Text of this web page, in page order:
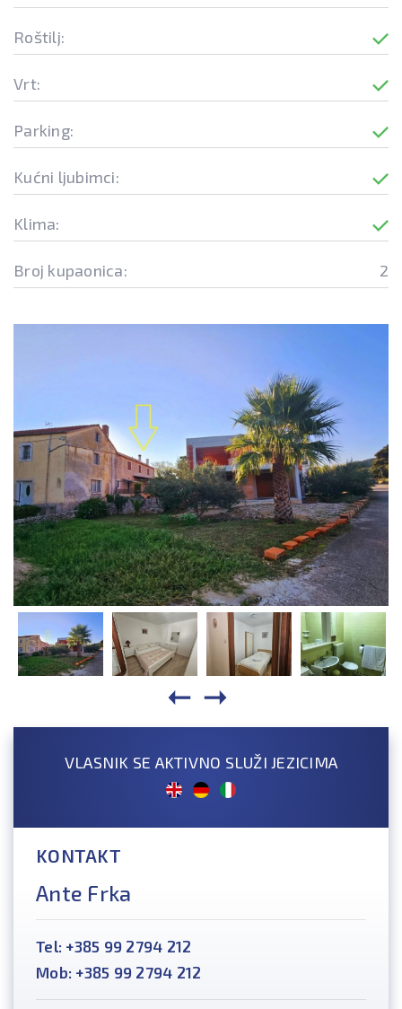
Roštilj:
Vrt:
Parking:
Kućni ljubimci:
Klima:
Broj kupaonica: 2
VLASNIK SE AKTIVNO SLUŽI JEZICIMA
KONTAKT
Ante Frka
Tel: +385 99 2794 212
Mob: +385 99 2794 212